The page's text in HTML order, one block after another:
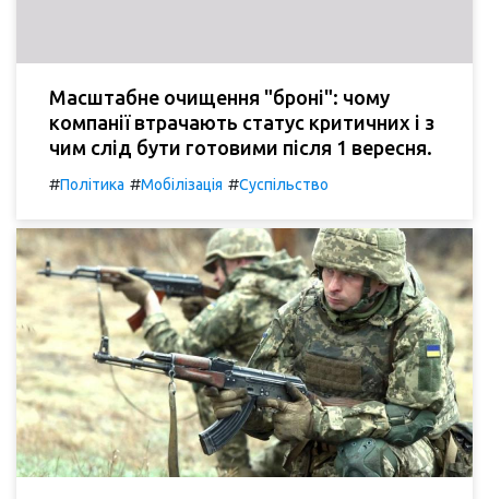
Масштабне очищення "броні": чому
компанії втрачають статус критичних і з
чим слід бути готовими після 1 вересня.
#Політика #Мобілізація #Суспільство